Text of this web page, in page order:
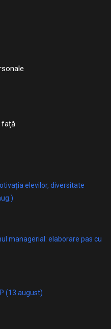
față
elevilor, diversitate
managerial: elaborare pas cu
(13 august)